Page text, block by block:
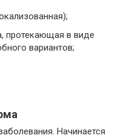
протекающая в виде
вариантов;
Начинается